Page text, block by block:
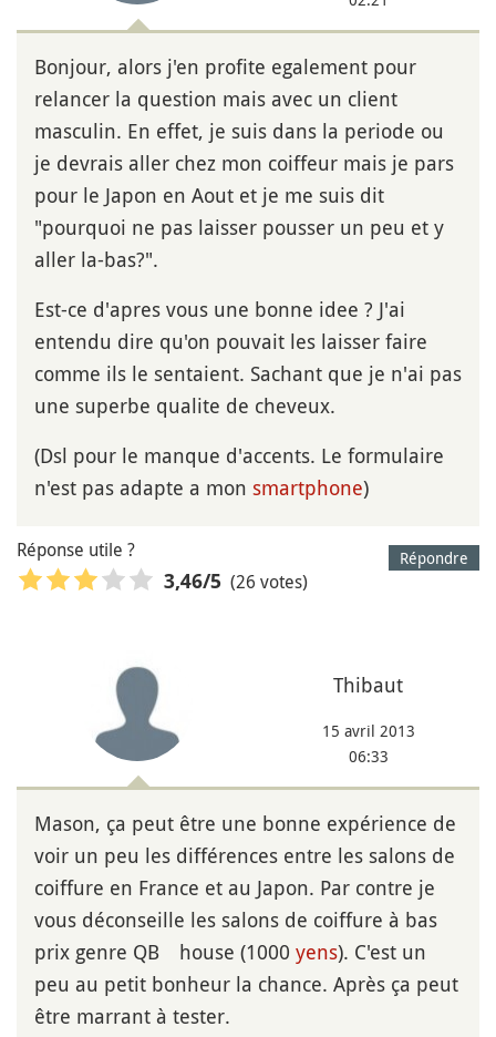
Bonjour, alors j'en profite egalement pour
relancer la question mais avec un client
masculin. En effet, je suis dans la periode ou
je devrais aller chez mon coiffeur mais je pars
pour le Japon en Aout et je me suis dit
"pourquoi ne pas laisser pousser un peu et y
aller la-bas?".
Est-ce d'apres vous une bonne idee ? J'ai
entendu dire qu'on pouvait les laisser faire
comme ils le sentaient. Sachant que je n'ai pas
une superbe qualite de cheveux.
(Dsl pour le manque d'accents. Le formulaire
n'est pas adapte a mon smartphone)
Répondre
Réponse utile ?
3,46/5 (26 votes)
Thibaut
15 avril 2013
06:33
Mason, ça peut être une bonne expérience de
voir un peu les différences entre les salons de
coiffure en France et au Japon. Par contre je
vous déconseille les salons de coiffure à bas
prix genre QB house (1000 yens). C'est un
peu au petit bonheur la chance. Après ça peut
être marrant à tester.